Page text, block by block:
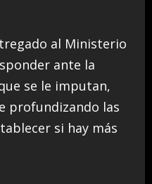
al Ministerio
ante la
se le imputan,
profundizando las
si hay más